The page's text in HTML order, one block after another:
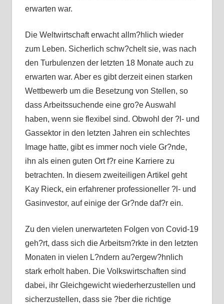
erwarten war.
Die Weltwirtschaft erwacht allm?hlich wieder
zum Leben. Sicherlich schw?chelt sie, was nach
den Turbulenzen der letzten 18 Monate auch zu
erwarten war. Aber es gibt derzeit einen starken
Wettbewerb um die Besetzung von Stellen, so
dass Arbeitssuchende eine gro?e Auswahl
haben, wenn sie flexibel sind. Obwohl der ?l- und
Gassektor in den letzten Jahren ein schlechtes
Image hatte, gibt es immer noch viele Gr?nde,
ihn als einen guten Ort f?r eine Karriere zu
betrachten. In diesem zweiteiligen Artikel geht
Kay Rieck, ein erfahrener professioneller ?l- und
Gasinvestor, auf einige der Gr?nde daf?r ein.
Zu den vielen unerwarteten Folgen von Covid-19
geh?rt, dass sich die Arbeitsm?rkte in den letzten
Monaten in vielen L?ndern au?ergew?hnlich
stark erholt haben. Die Volkswirtschaften sind
dabei, ihr Gleichgewicht wiederherzustellen und
sicherzustellen, dass sie ?ber die richtige